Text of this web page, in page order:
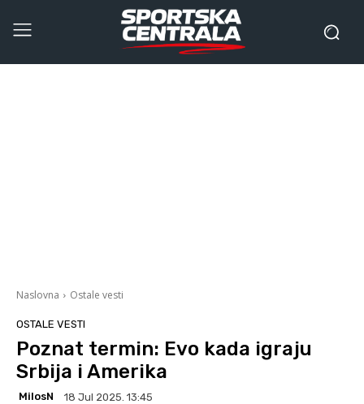
Naslovna Ostale vesti
OSTALE VESTI
Poznat termin: Evo kada igraju
Srbija i Amerika
MilosN 18 Jul 2025. 13:45